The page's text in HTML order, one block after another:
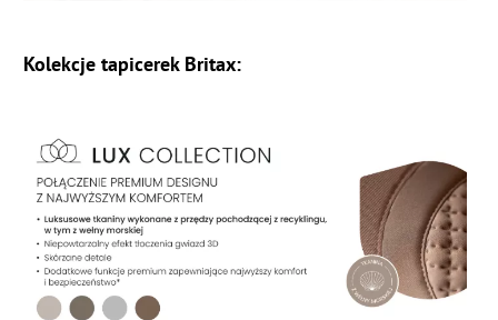
Kolekcje tapicerek Britax: